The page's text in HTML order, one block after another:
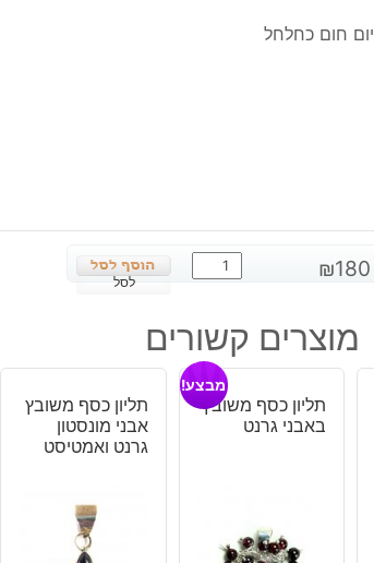
חום כחלחל
₪180
כמות
של
כסף
משובצת
באבן
טיטניום
לסל
מוצרים קשורים
תליון כסף משובץ
באבני גרנט
מבצע!
תליון כסף משובץ
אבני מונסטון
גרנט ואמטיסט